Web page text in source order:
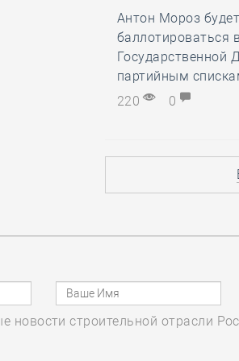
Антон Мороз будет
баллотироваться
Государственной
партийным
220
0
новости строительной отрасли